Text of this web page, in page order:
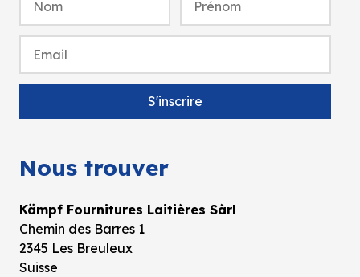
Nous trouver
Kämpf Fournitures Laitières Sàrl
Chemin des Barres 1
2345 Les Breuleux
Suisse